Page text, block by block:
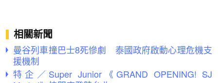
相關新聞
曼谷列車撞巴士8死慘劇 泰國政府啟動心理危機支
援機制
特企／Super Junior《GRAND OPENING! SJ